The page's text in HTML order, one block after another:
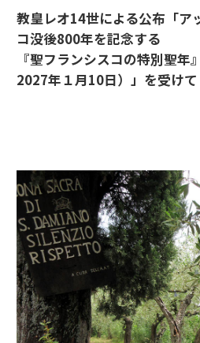
教皇レオ14世による公布「ア
コ没後800年を記念する
『聖フランシスコの特別聖
2027年１月10日）」を受けて